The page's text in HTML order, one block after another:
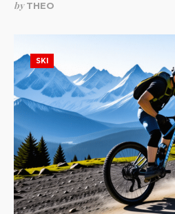
byTHEO
SKI